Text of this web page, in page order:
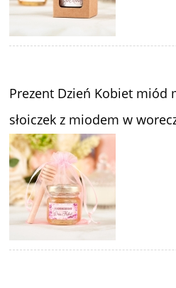
Prezent Dzień Kobiet miód
słoiczek z miodem w